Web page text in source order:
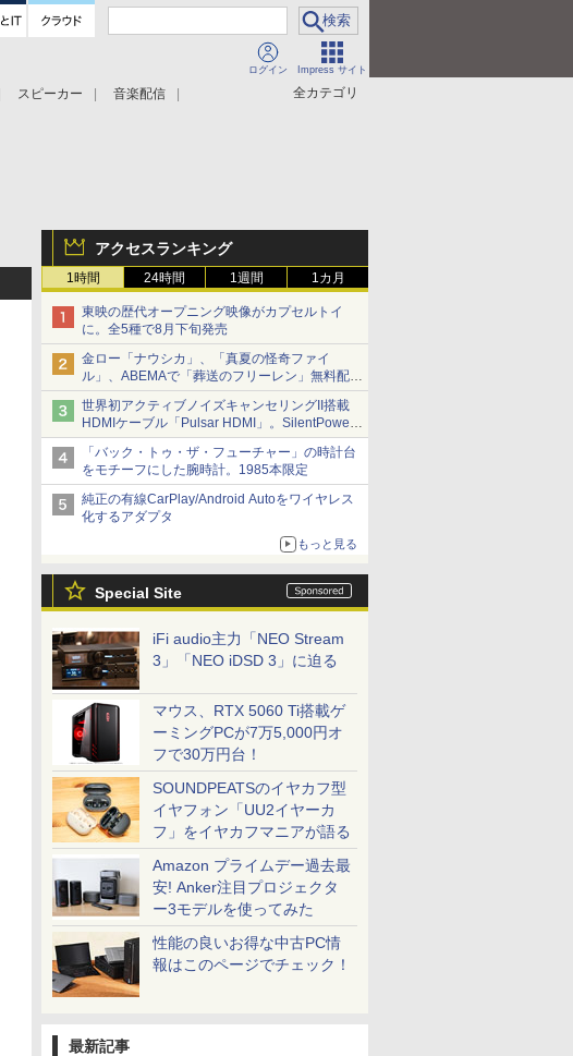
ログイン Impress サイト
全カテゴリ
スピーカー
音楽配信
アクセスランキング
1時間 24時間 1週間 1カ月
東映の歴代オープニング映像がカプセルトイ
に。全5種で8月下旬発売
金ロー「ナウシカ」、「真夏の怪奇ファイ
ル」、ABEMAで「葬送のフリーレン」無料配信
など。夏の特番・配信情報
世界初アクティブノイズキャンセリングII搭載
HDMIケーブル「Pulsar HDMI」。SilentPower
から
「バック・トゥ・ザ・フューチャー」の時計台
をモチーフにした腕時計。1985本限定
純正の有線CarPlay/Android Autoをワイヤレス
化するアダプタ
もっと見る
Special Site
iFi audio主力「NEO Stream
3」「NEO iDSD 3」に迫る
マウス、RTX 5060 Ti搭載ゲ
ーミングPCが7万5,000円オ
フで30万円台！
SOUNDPEATSのイヤカフ型
イヤフォン「UU2イヤーカ
フ」をイヤカフマニアが語る
Amazon プライムデー過去最
安! Anker注目プロジェクタ
ー3モデルを使ってみた
性能の良いお得な中古PC情
報はこのページでチェック！
最新記事